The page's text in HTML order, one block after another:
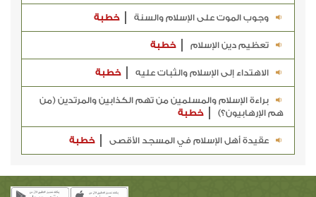
وجوب الموت على الإسلام والسنة خطبة
تعظيم دين الإسلام خطبة
الاهتداء إلى الإسلام والثبات عليه خطبة
براءة الإسلام والمسلمين من تهم الكذابين والمرتدين (من
هم الإرهابيون؟)
خطبة
عقيدة أهل الإسلام في المسجد الأقصى خطبة